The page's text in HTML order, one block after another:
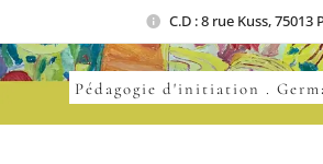
C.D : 8 rue Kuss, 75013
Pédagogie d'initiation .